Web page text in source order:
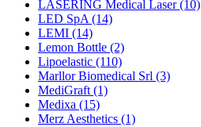
LASERING Medical Laser(10)
LED SpA (14)
LEMI (14)
Lemon Bottle (2)
Lipoelastic (110)
Marllor Biomedical Srl (3)
MediGraft (1)
Medixa (15)
Merz Aesthetics (1)